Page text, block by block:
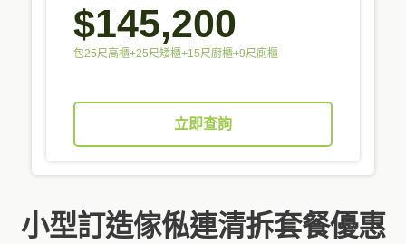
$145,200
包25尺高櫃+25尺矮櫃+15尺廚櫃+9尺廁櫃
立即查詢
小型訂造傢俬連清拆套餐優惠